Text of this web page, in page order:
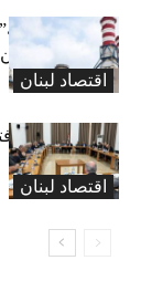
اقتصاد لبنان
بشرى
طريقها إلى
متوجباتها
اقتصاد لبنان
لجنة المال تقرّ
موازنة 2026